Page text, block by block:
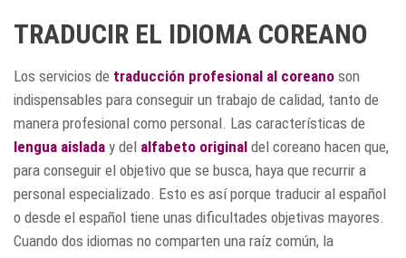
TRADUCIR EL IDIOMA COREANO
Los servicios de traducción profesional al coreano son
indispensables para conseguir un trabajo de calidad, tanto de
manera profesional como personal. Las características de
lengua aislada y del alfabeto original del coreano hacen que,
para conseguir el objetivo que se busca, haya que recurrir a
personal especializado. Esto es así porque traducir al español
o desde el español tiene unas dificultades objetivas mayores.
Cuando dos idiomas no comparten una raíz común, la